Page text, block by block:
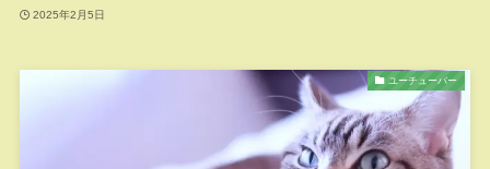
2025年2月5日
ユーチューバー